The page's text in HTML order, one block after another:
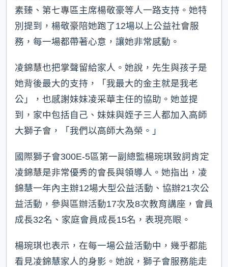
素臻、第七專區主席楊敬豪等人一路支持。她特
別提到，楊敬豪陪她跑了12場以上公益社會服
務，每一場都帶著心意，讓她非常感動。
凌錦慧也把掌聲留給家人。她說，先生與孩子是
她背後最大的支持，「我最大的金主就是我老
公」，也感謝妹妹凌采華主任的協助。她並提
到，家中包括自己、妹妹與姪子三人都加入高師
大獅子會，「我們以高師大為榮。」
國際獅子會300E-5區第一副總監楊琬琪致詞肯定
凌錦慧是非常優秀的會長與領導人。她指出，凌
錦慧一年內主辦12場大型公益活動、協辦21次公
益活動，參與區辦活動17次及8次教育講座，會員
成長32名、家庭會員成長15名，表現亮眼。
楊琬琪也表示，在每一場公益活動中，幾乎都能
看見凌錦慧家人的身影。她說，獅子會服務能走